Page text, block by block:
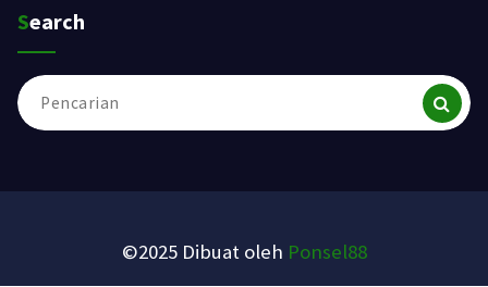
Search
Pencarian
untuk:
©2025 Dibuat oleh Ponsel88